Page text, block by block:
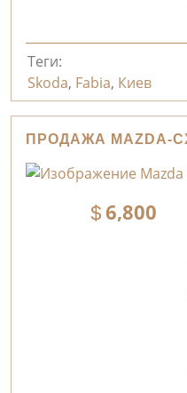
Теги:
Skoda, Fabia, Киев
ПРОДАЖА MAZDA-
6,800